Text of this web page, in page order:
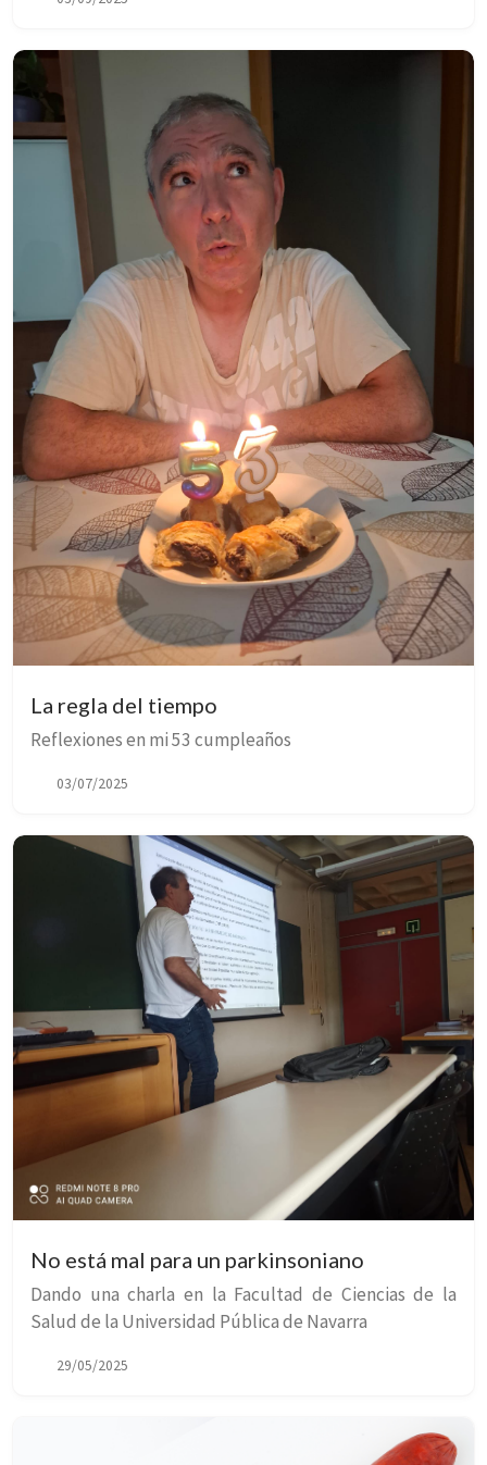
La regla del tiempo
Reflexiones en mi 53 cumpleaños
03/07/2025
No está mal para un parkinsoniano
Dando una charla en la Facultad de Ciencias de la
Salud de la Universidad Pública de Navarra
29/05/2025